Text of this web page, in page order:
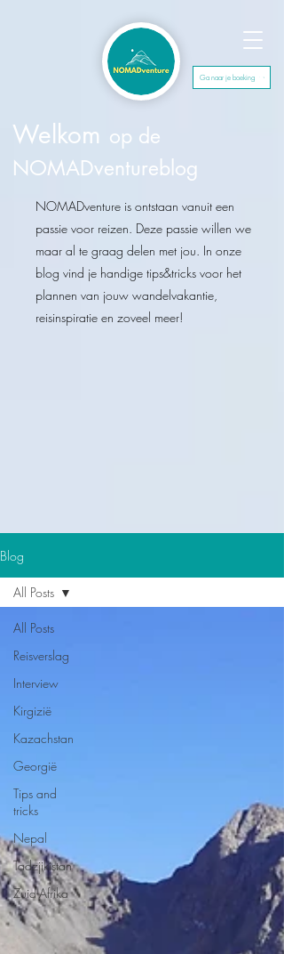
Ga naar je boeking
Welkom op de
NOMADventureblog
NOMADventure is ontstaan vanuit een
passie voor reizen. Deze passie willen we
maar al te graag delen met jou.​ In onze
blog vind je handige tips&tricks voor het
plannen van jouw wandelvakantie,
reisinspiratie en zoveel meer!
Blog
All Posts
Reisverslag
Interview
Kirgizië
Kazachstan
Georgië
Tips and
tricks
Nepal
Tadzjikistan
Zuid-Afrika
All Posts